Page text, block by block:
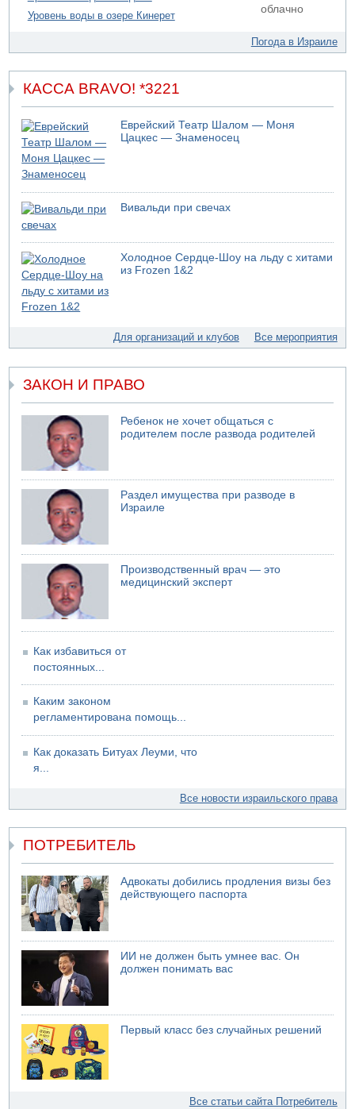
05.08.2026 10:19
Хуситы сообщают об атаке по Саудовскому танкеру
Уровень воды в озере Кинерет
облачно
Погода в Израиле
КАССА BRAVO! *3221
Еврейский Театр Шалом — Моня
Цацкес — Знаменосец
Вивальди при свечах
Холодное Сердце-Шоу на льду с хитами
из Frozen 1&2
Для организаций и клубов Все мероприятия
ЗАКОН И ПРАВО
Ребенок не хочет общаться с
родителем после развода родителей
Раздел имущества при разводе в
Израиле
Производственный врач — это
медицинский эксперт
Как избавиться от
постоянных...
Каким законом
регламентирована помощь...
Как доказать Битуах Леуми, что
я...
Все новости израильского права
ПОТРЕБИТЕЛЬ
Адвокаты добились продления визы без
действующего паспорта
ИИ не должен быть умнее вас. Он
должен понимать вас
Первый класс без случайных решений
Все статьи сайта Потребитель